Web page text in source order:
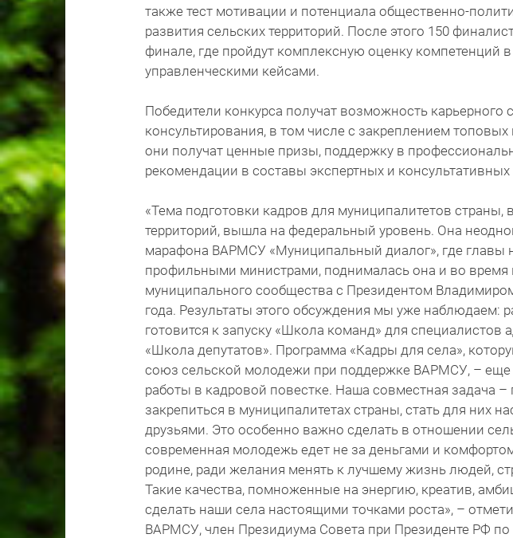
также тест мотивации и потенциала общественно-
развития сельских территорий. После этого 150
финале, где пройдут комплексную оценку компетенций
управленческими кейсами.
Победители конкурса получат возможность карьерного
консультирования, в том числе с закреплением
они получат ценные призы, поддержку в
рекомендации в составы экспертных и консультативных
«Тема подготовки кадров для муниципалитетов страны,
территорий, вышла на федеральный уровень. Она
марафона ВАРМСУ «Муниципальный диалог», где главы
профильными министрами, поднималась она и во время
муниципального сообщества с Президентом
года. Результаты этого обсуждения мы уже наблюдаем:
готовится к запуску «Школа команд» для специалистов
«Школа депутатов». Программа «Кадры для села»,
союз сельской молодежи при поддержке ВАРМСУ, –
работы в кадровой повестке. Наша совместная задача
закрепиться в муниципалитетах страны, стать для них
друзьями. Это особенно важно сделать в отношении
современная молодежь едет не за деньгами и
родине, ради желания менять к лучшему жизнь людей,
Такие качества, помноженные на энергию, креатив,
сделать наши села настоящими точками роста», –
ВАРМСУ, член Президиума Совета при Президенте РФ по